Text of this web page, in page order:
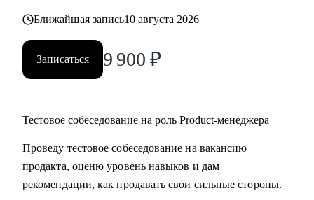
продукт и вырасти в зарплате
Ближайшая запись10 августа 2026
Записаться 9 900 ₽
Тестовое собеседование на роль Product-менеджера
Проведу тестовое собеседование на вакансию
продакта, оценю уровень навыков и дам
рекомендации, как продавать свои сильные стороны.